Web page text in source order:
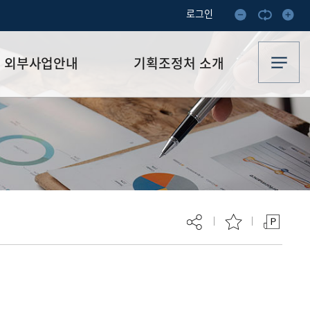
로그인
외부사업안내
연구산학협력단
사업통합공고)
기획조정처 소개
전략기획팀
예산조정팀
평가감사팀